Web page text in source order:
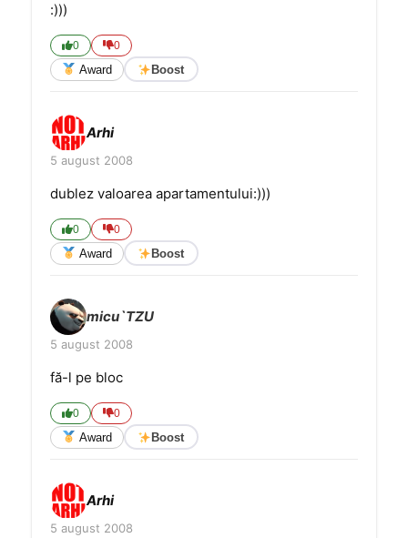
:)))
0 0
Award Boost
Arhi
5 august 2008
dublez valoarea apartamentului:)))
0 0
Award Boost
micu`TZU
5 august 2008
fă-l pe bloc
0 0
Award Boost
Arhi
5 august 2008